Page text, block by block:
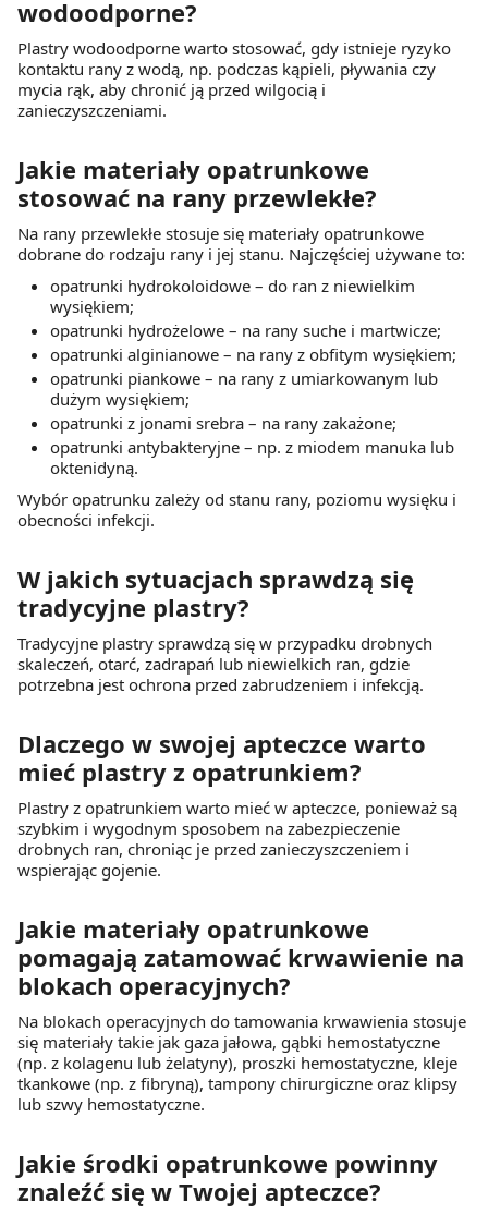
z brakiem dostępu do wszystkich funkcjonalności
Strony.
wodoodporne?
Plastry wodoodporne warto stosować, gdy istnieje ryzyko
kontaktu rany z wodą, np. podczas kąpieli, pływania czy
mycia rąk, aby chronić ją przed wilgocią i
zanieczyszczeniami.
Jakie materiały opatrunkowe
stosować na rany przewlekłe?
Na rany przewlekłe stosuje się materiały opatrunkowe
dobrane do rodzaju rany i jej stanu. Najczęściej używane to:
opatrunki hydrokoloidowe – do ran z niewielkim
wysiękiem;
opatrunki hydrożelowe – na rany suche i martwicze;
opatrunki alginianowe – na rany z obfitym wysiękiem;
opatrunki piankowe – na rany z umiarkowanym lub
dużym wysiękiem;
opatrunki z jonami srebra – na rany zakażone;
opatrunki antybakteryjne – np. z miodem manuka lub
oktenidyną.
Wybór opatrunku zależy od stanu rany, poziomu wysięku i
obecności infekcji.
W jakich sytuacjach sprawdzą się
tradycyjne plastry?
Tradycyjne plastry sprawdzą się w przypadku drobnych
skaleczeń, otarć, zadrapań lub niewielkich ran, gdzie
potrzebna jest ochrona przed zabrudzeniem i infekcją.
Dlaczego w swojej apteczce warto
mieć plastry z opatrunkiem?
Plastry z opatrunkiem warto mieć w apteczce, ponieważ są
szybkim i wygodnym sposobem na zabezpieczenie
drobnych ran, chroniąc je przed zanieczyszczeniem i
wspierając gojenie.
Jakie materiały opatrunkowe
pomagają zatamować krwawienie na
blokach operacyjnych?
Na blokach operacyjnych do tamowania krwawienia stosuje
się materiały takie jak gaza jałowa, gąbki hemostatyczne
(np. z kolagenu lub żelatyny), proszki hemostatyczne, kleje
tkankowe (np. z fibryną), tampony chirurgiczne oraz klipsy
lub szwy hemostatyczne.
Jakie środki opatrunkowe powinny
znaleźć się w Twojej apteczce?